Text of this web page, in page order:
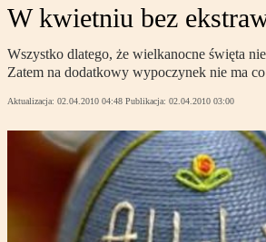
W kwietniu bez
Wszystko dlatego, że wielkanocne święta
Zatem na dodatkowy wypoczynek nie ma
Aktualizacja: 02.04.2010 04:48 Publikacja: 02.04.2010 03:00